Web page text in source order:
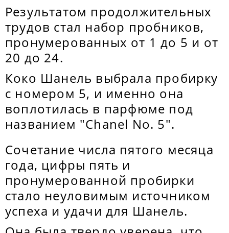
Результатом продолжительных
трудов стал набор пробников,
пронумерованных от 1 до 5 и от
20 до 24.
Коко Шанель выбрала пробирку
с номером 5, и именно она
воплотилась в парфюме под
названием "Chanel No. 5".
Сочетание числа пятого месяца
года, цифры пять и
пронумерованной пробирки
стало неуловимым источником
успеха и удачи для Шанель.